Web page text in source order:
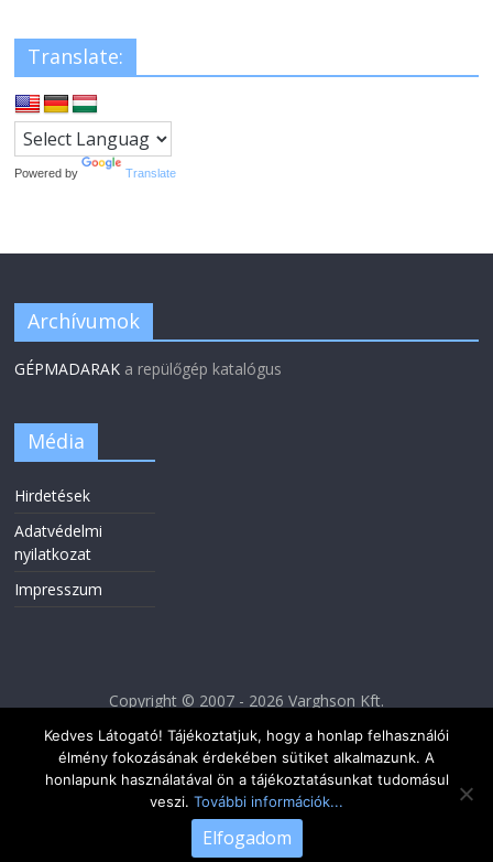
Translate:
Powered by Translate
Archívumok
GÉPMADARAK a repülőgép katalógus
Média
Hirdetések
Adatvédelmi
nyilatkozat
Impresszum
Copyright © 2007 - 2026 Varghson Kft.
Kedves Látogató! Tájékoztatjuk, hogy a honlap felhasználói
élmény fokozásának érdekében sütiket alkalmazunk. A
honlapunk használatával ön a tájékoztatásunkat tudomásul
veszi. További információk...
Elfogadom